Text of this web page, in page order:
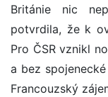
Británie nic
potvrdila, že k
Pro ČSR vznikl
a bez
Francouzský